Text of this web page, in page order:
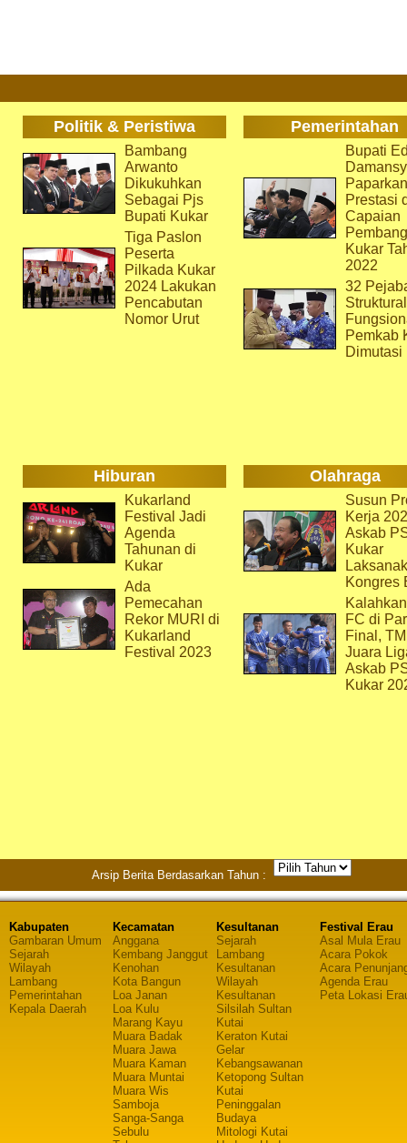
Politik & Peristiwa Pemerintahan
Bambang
Arwanto
Dikukuhkan
Sebagai Pjs
Bupati Kukar
Tiga Paslon
Peserta
Pilkada Kukar
2024 Lakukan
Pencabutan
Nomor Urut
Bupati
Paparkan
Prestasi
Capaian
Kukar
2022
32
Pemkab
Dimutasi
Hiburan Olahraga
Kukarland
Festival Jadi
Agenda
Tahunan di
Kukar
Ada
Pemecahan
Rekor MURI di
Kukarland
Festival 2023
Susun
Kerja
Askab
Kukar
Kongres
FC di
Final,
Juara
Askab
Kukar
Arsip Berita Berdasarkan Tahun :
Kabupaten
Gambaran Umum
Sejarah
Wilayah
Lambang
Pemerintahan
Kepala Daerah
Kecamatan
Anggana
Kembang Janggut
Kenohan
Kota Bangun
Loa Janan
Loa Kulu
Marang Kayu
Muara Badak
Muara Jawa
Muara Kaman
Muara Muntai
Muara Wis
Samboja
Sanga-Sanga
Sebulu
Kesultanan
Sejarah
Lambang
Kesultanan
Wilayah
Kesultanan
Silsilah Sultan
Kutai
Keraton Kutai
Gelar
Kebangsawanan
Ketopong Sultan
Kutai
Peninggalan
Budaya
Mitologi Kutai
Festival Erau
Asal Mula Erau
Acara Pokok
Acara
Agenda Erau
Peta Lokasi